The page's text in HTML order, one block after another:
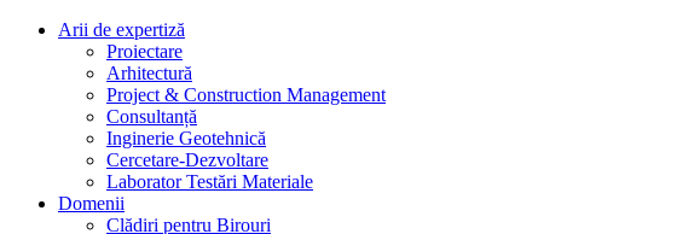
Arii de expertiză
Proiectare
Arhitectură
Project & Construction Management
Consultanță
Inginerie Geotehnică
Cercetare-Dezvoltare
Laborator Testări Materiale
Domenii
Clădiri pentru Birouri